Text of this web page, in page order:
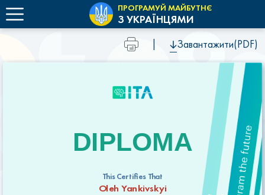
ПРОГРАМУЙ МАЙБУТНЄ
З УКРАЇНЦЯМИ
|
Завантажити(PDF)
DIPLOMA
This Certifies That
Oleh Yankivskyi